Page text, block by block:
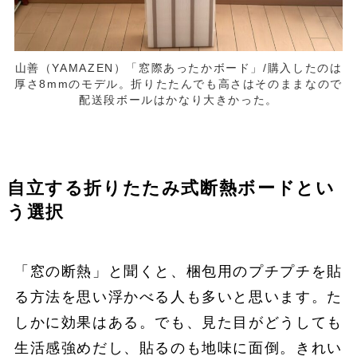
山善（YAMAZEN）「窓際あったかボード」/購入したのは
厚さ8mmのモデル。折りたたんでも高さはそのままなので
配送段ボールはかなり大きかった。
自立する折りたたみ式断熱ボードとい
う選択
「窓の断熱」と聞くと、梱包用のプチプチを貼
る方法を思い浮かべる人も多いと思います。た
しかに効果はある。でも、見た目がどうしても
生活感強めだし、貼るのも地味に面倒。きれい